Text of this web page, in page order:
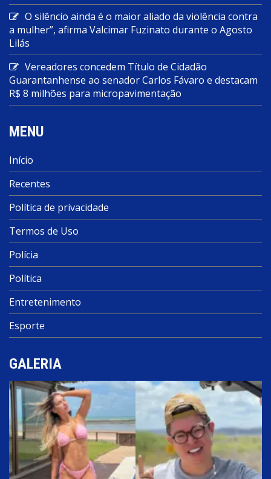
O silêncio ainda é o maior aliado da violência contra
a mulher”, afirma Valcimar Fuzinato durante o Agosto
Lilás
Vereadores concedem Título de Cidadão
Guarantanhense ao senador Carlos Fávaro e destacam
R$ 8 milhões para micropavimentação
MENU
Início
Recentes
Política de privacidade
Termos de Uso
Polícia
Política
Entretenimento
Esporte
GALERIA